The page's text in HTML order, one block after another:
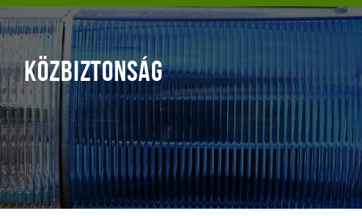
KÖZBIZTONSÁG